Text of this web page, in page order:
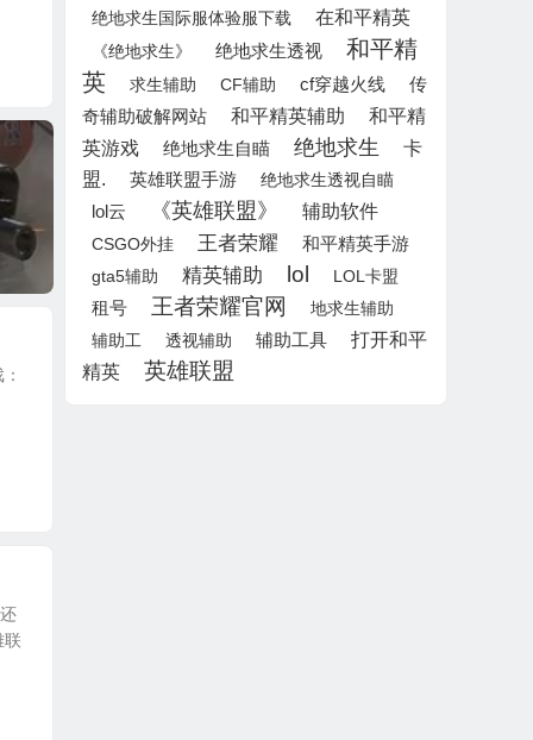
联
绝地求生国际服体验服下载 在和平精英
《绝地求生》 绝地求生透视
和平精
英
求生辅助 CF辅助 cf穿越火线
传
奇辅助破解网站
和平精英辅助
和平精
英游戏
绝地求生自瞄 绝地求生
卡
盟.
英雄联盟手游 绝地求生透视自瞄
lol云 《英雄联盟》 辅助软件
CSGO外挂 王者荣耀
和平精英手游
gta5辅助
精英辅助 lol LOL卡盟
租号 王者荣耀官网
地求生辅助
辅助工
透视辅助 辅助工具
打开和平
精英
英雄联盟